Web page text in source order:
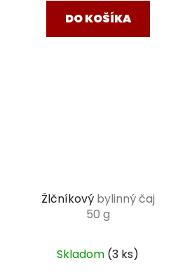
DO KOŠÍKA
Žlčníkový bylinný čaj
50 g
Skladom (3 ks)